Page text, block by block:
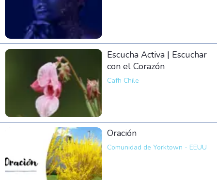
Escucha Activa | Escuchar
con el Corazón
Cafh Chile
Oración
Comunidad de Yorktown - EEUU